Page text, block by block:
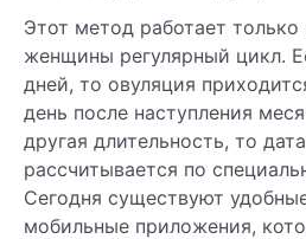
Этот метод работает
женщины регулярный цикл.
дней, то овуляция
день после наступления
другая длительность, то
рассчитывается по
Сегодня существуют
мобильные приложения,